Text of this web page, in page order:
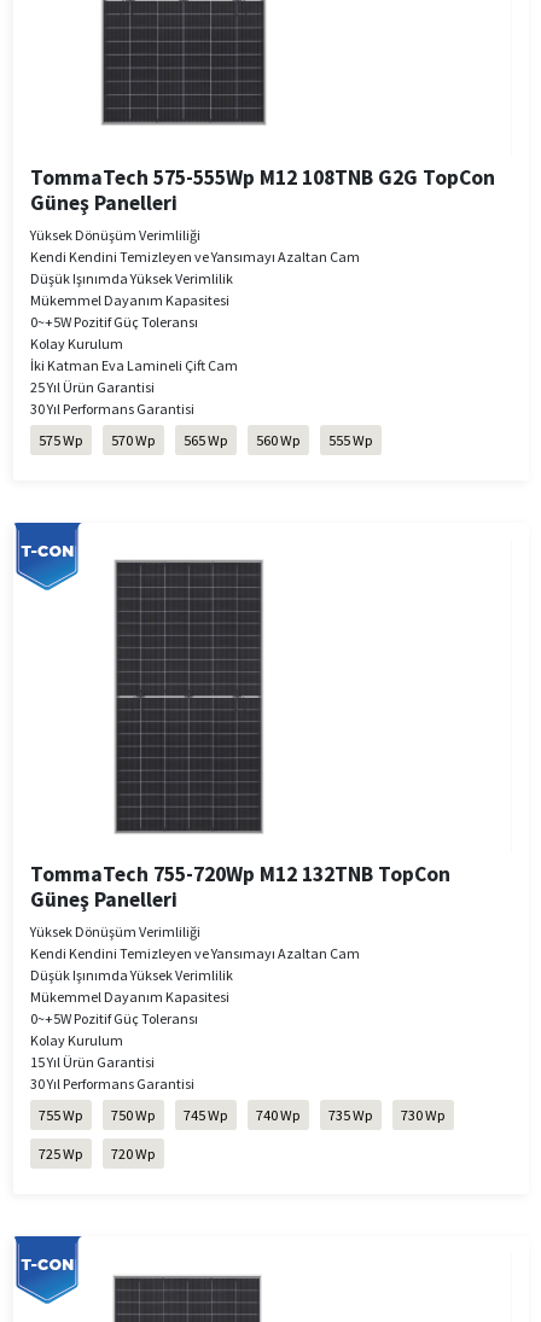
TommaTech 575-555Wp M12 108TNB G2G TopCon
Güneş Panelleri
Yüksek Dönüşüm Verimliliği
Kendi Kendini Temizleyen ve Yansımayı Azaltan Cam
Düşük Işınımda Yüksek Verimlilik
Mükemmel Dayanım Kapasitesi
0~+5W Pozitif Güç Toleransı
Kolay Kurulum
İki Katman Eva Lamineli Çift Cam
25 Yıl Ürün Garantisi
30 Yıl Performans Garantisi
575 Wp
570 Wp 565 Wp 560 Wp 555 Wp
TommaTech 755-720Wp M12 132TNB TopCon
Güneş Panelleri
Yüksek Dönüşüm Verimliliği
Kendi Kendini Temizleyen ve Yansımayı Azaltan Cam
Düşük Işınımda Yüksek Verimlilik
Mükemmel Dayanım Kapasitesi
0~+5W Pozitif Güç Toleransı
Kolay Kurulum
15 Yıl Ürün Garantisi
30 Yıl Performans Garantisi
755 Wp
750 Wp 745 Wp 740 Wp 735 Wp 730 Wp
725 Wp 720 Wp